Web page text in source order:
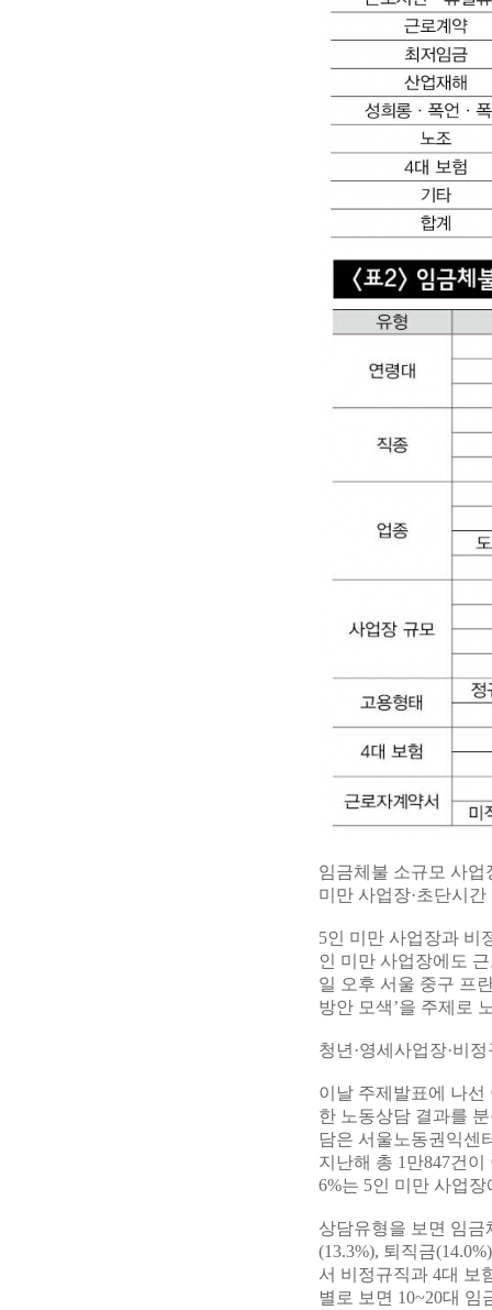
임금체불 소규모 사
미만 사업장·초단시
5인 미만 사업장과 비
인 미만 사업장에도
일 오후 서울 중구 프
방안 모색’을 주제로
청년·영세사업장·비
이날 주제발표에 나
한 노동상담 결과를
담은 서울노동권익센
지난해 총 1만847건
6%는 5인 미만 사업
상담유형을 보면 임금
(13.3%), 퇴직금
서 비정규직과 4대 보
별로 보면 10~20대 임